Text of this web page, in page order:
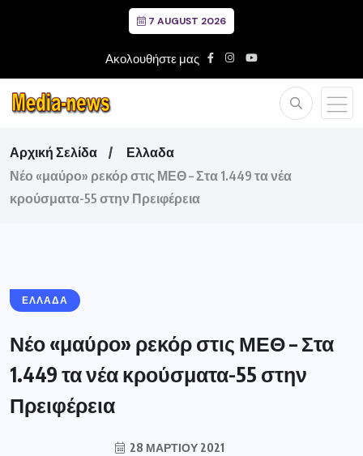
7 AUGUST 2026
Ακολουθήστε μας
Αρχική Σελίδα
Ελλαδα
Νέο «μαύρο» ρεκόρ στις ΜΕΘ – Στα 1.449 τα νέα
κρούσματα-55 στην Πρειφέρεια
ΕΛΛΑΔΑ
Νέο «μαύρο» ρεκόρ στις ΜΕΘ – Στα
1.449 τα νέα κρούσματα-55 στην
Πρειφέρεια
28 ΜΑΡΤΊΟΥ 2021